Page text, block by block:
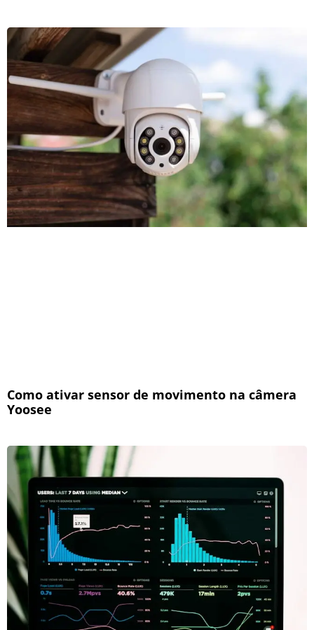
Como ativar sensor de movimento na câmera
Yoosee